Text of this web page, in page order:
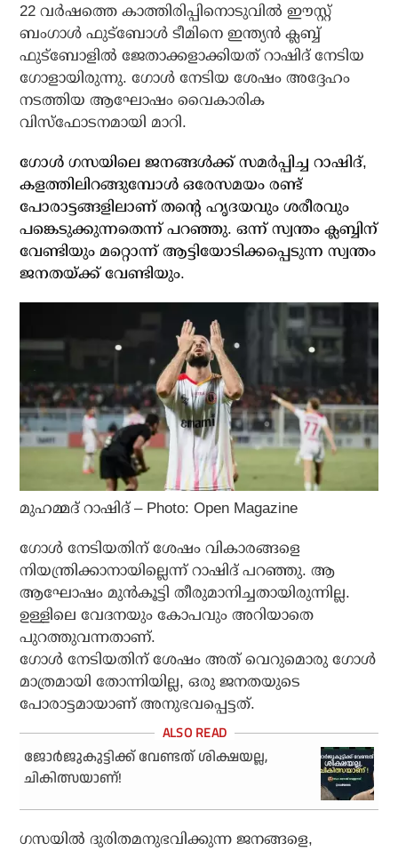
22 വര്‍ഷത്തെ കാത്തിരിപ്പിനൊടുവില്‍ ഈസ്റ്റ്
ബംഗാള്‍ ഫുട്‌ബോള്‍ ടീമിനെ ഇന്ത്യന്‍ ക്ലബ്ബ്
ഫുട്‌ബോളില്‍ ജേതാക്കളാക്കിയത് റാഷിദ് നേടിയ
ഗോളായിരുന്നു. ഗോള്‍ നേടിയ ശേഷം അദ്ദേഹം
നടത്തിയ ആഘോഷം വൈകാരിക
വിസ്‌ഫോടനമായി മാറി.
ഗോള്‍ ഗസയിലെ ജനങ്ങള്‍ക്ക് സമര്‍പ്പിച്ച റാഷിദ്,
കളത്തിലിറങ്ങുമ്പോള്‍ ഒരേസമയം രണ്ട്
പോരാട്ടങ്ങളിലാണ് തന്റെ ഹൃദയവും ശരീരവും
പങ്കെടുക്കുന്നതെന്ന് പറഞ്ഞു. ഒന്ന് സ്വന്തം ക്ലബ്ബിന്
വേണ്ടിയും മറ്റൊന്ന് ആട്ടിയോടിക്കപ്പെടുന്ന സ്വന്തം
ജനതയ്ക്ക് വേണ്ടിയും.
മുഹമ്മദ് റാഷിദ് – Photo: Open Magazine
ഗോള്‍ നേടിയതിന് ശേഷം വികാരങ്ങളെ
നിയന്ത്രിക്കാനായില്ലെന്ന് റാഷിദ് പറഞ്ഞു. ആ
ആഘോഷം മുന്‍കൂട്ടി തീരുമാനിച്ചതായിരുന്നില്ല.
ഉള്ളിലെ വേദനയും കോപവും അറിയാതെ
പുറത്തുവന്നതാണ്.
ഗോള്‍ നേടിയതിന് ശേഷം അത് വെറുമൊരു ഗോള്‍
മാത്രമായി തോന്നിയില്ല, ഒരു ജനതയുടെ
പോരാട്ടമായാണ് അനുഭവപ്പെട്ടത്.
ജോര്‍ജുകുട്ടിക്ക് വേണ്ടത് ശിക്ഷയല്ല,
ചികിത്സയാണ്!
ഗസയില്‍ ദുരിതമനുഭവിക്കുന്ന ജനങ്ങളെ,